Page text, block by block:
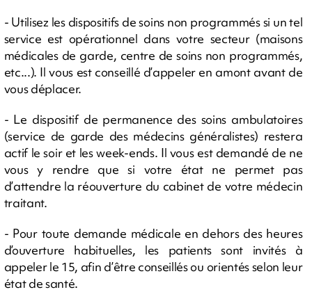
- Utilisez les dispositifs de soins non programmés si un tel
service est opérationnel dans votre secteur (maisons
médicales de garde, centre de soins non programmés,
etc...). Il vous est conseillé d’appeler en amont avant de
vous déplacer.
- Le dispositif de permanence des soins ambulatoires
(service de garde des médecins généralistes) restera
actif le soir et les week-ends. Il vous est demandé de ne
vous y rendre que si votre état ne permet pas
d’attendre la réouverture du cabinet de votre médecin
traitant.
- Pour toute demande médicale en dehors des heures
d’ouverture habituelles, les patients sont invités à
appeler le 15, afin d’être conseillés ou orientés selon leur
état de santé.